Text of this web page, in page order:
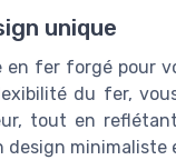
unique
en fer forgé pour
du fer,
tout en